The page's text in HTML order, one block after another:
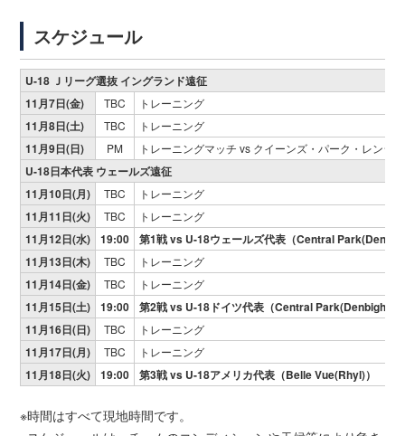
スケジュール
U-18 Ｊリーグ選抜 イングランド遠征
11月7日(金)
TBC トレーニング
11月8日(土) TBC トレーニング
11月9日(日) PM トレーニングマッチ vs クイーンズ・パーク・レンジ
U-18日本代表 ウェールズ遠征
11月10日(月)
TBC トレーニング
11月11日(火) TBC トレーニング
11月12日(水) 19:00
第1戦 vs U-18ウェールズ代表（Central
11月13日(木)
TBC トレーニング
11月14日(金) TBC トレーニング
11月15日(土) 19:00
第2戦 vs U-18ドイツ代表（Central Park(Denbigh)）
11月16日(日)
TBC トレーニング
11月17日(月) TBC トレーニング
11月18日(火) 19:00 第3戦 vs U-18アメリカ代表（Belle Vue(Rhyl)）
※時間はすべて現地時間です。